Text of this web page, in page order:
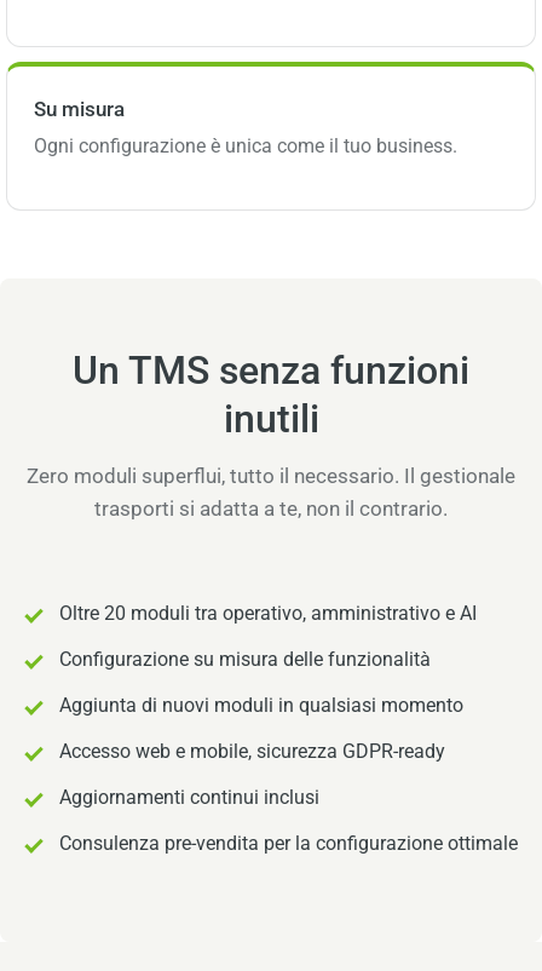
Su misura
Ogni configurazione è unica come il tuo business.
Un TMS senza funzioni
inutili
Zero moduli superflui, tutto il necessario. Il gestionale
trasporti si adatta a te, non il contrario.
Oltre 20 moduli tra operativo, amministrativo e AI
Configurazione su misura delle funzionalità
Aggiunta di nuovi moduli in qualsiasi momento
Accesso web e mobile, sicurezza GDPR-ready
Aggiornamenti continui inclusi
Consulenza pre-vendita per la configurazione ottimale